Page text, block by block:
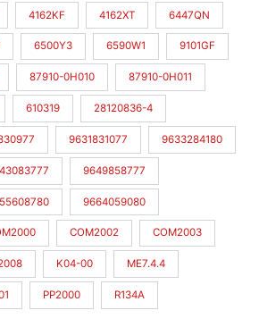
4162KF 4162XT 6447QN
6500Y3 6590W1 9101GF
87910-0H010 87910-0H011
610319 28120836-4
9631831077 9633284180
9649858777
9664059080
COM2002 COM2003
K04-00 ME7.4.4
PP2000 R134A